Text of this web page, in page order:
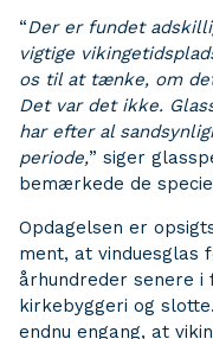
“Der er fundet
vigtige
os til at tænke, om
Det var det ikke.
har efter al
periode,” siger
bemærkede de
Opdagelsen er
ment, at vinduesglas
århundreder senere i
kirkebyggeri og
endnu engang, at